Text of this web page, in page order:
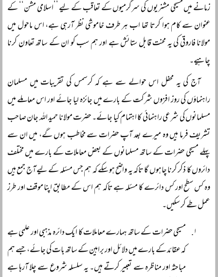
زمانے میں مسیحی مشنریوں کی سرگرمیوں کے تعاقب کے لیے ’’اسلامی مشن‘‘ کے
عنوان سے کام ہوا کرتا تھا اب ہر طرف خاموشی نظر آرہی ہے، اس ماحول میں
مولانا فاروقی کی یہ محنت قابل ستائش ہے اور ہم سب کو ان کے ساتھ تعاون کرنا
چاہیے۔
آج کی یہ محفل اس حوالے سے ہے کہ کرسمس کی تقریبات میں مسلمان
راہنماؤں کی روز افزوں شرکت کے بارے میں جائزہ لیا جائے اور اس معاملے میں
مسلمانوں کی شرعی راہنمائی کا اہتمام کیا جائے۔ حضرت مولانا حمید اللہ جان صاحب
تشریف فرما ہیں وہ میرے بعد آپ حضرات سے مخاطب ہوں گے، میں ان سے
پہلے مسیحی حضرات کے ساتھ مسلمانوں کے بعض معاملات کے بارے میں مختلف
دائروں کا ذکر کرنا چاہوں گا تاکہ یہ واضح ہو سکے کہ ہم جس مسئلہ کے لیے آج جمع ہیں
وہ کس سطح اور کس دائرے کا مسئلہ ہے تاکہ ہم اس کے مطابق اپنا موقف اور طرز
عمل طے کر سکیں۔
مسیحی حضرات کے ساتھ ہمارے معاملات کا ایک دائرہ مذہبی اور علمی ہے
کہ عقائد کے بارے میں دلائل اور براہین کے ساتھ بات کی جائے، جسے ہم
مباحثہ اور مناظرہ سے تعبیر کرتے ہیں۔ یہ سلسلہ شروع سے چلا آرہا ہے